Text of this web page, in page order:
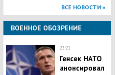
ВСЕ НОВОСТИ »
ВОЕННОЕ ОБОЗРЕНИЕ
23:22
Генсек НАТО
анонсировал